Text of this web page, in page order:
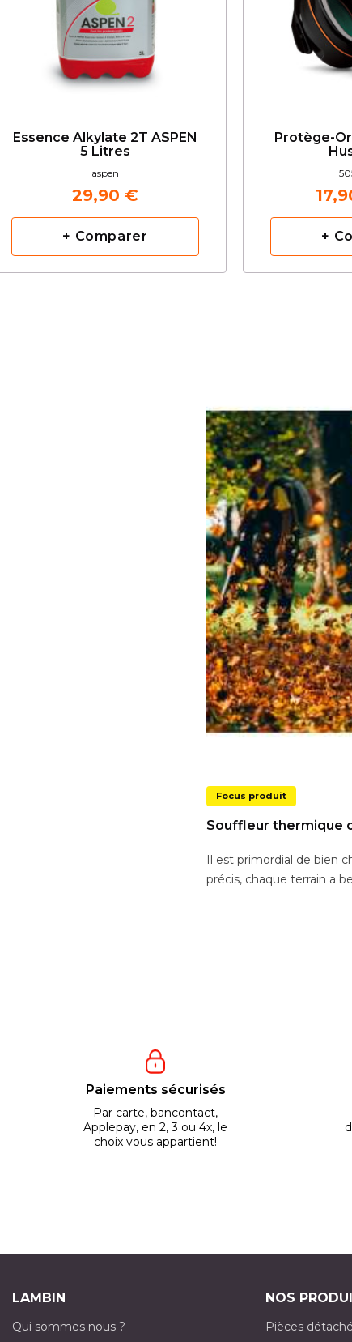
Essence Alkylate 2T ASPEN
5 Litres
aspen
29,90 €
+ Comparer
Protège-
+
Focus produit
Souffleur thermique
Il est primordial de bien
précis, chaque terrain a
Paiements sécurisés
Par carte, bancontact,
Applepay, en 2, 3 ou 4x, le
choix vous appartient!
LAMBIN
Qui sommes nous ?
NOS
Pièces